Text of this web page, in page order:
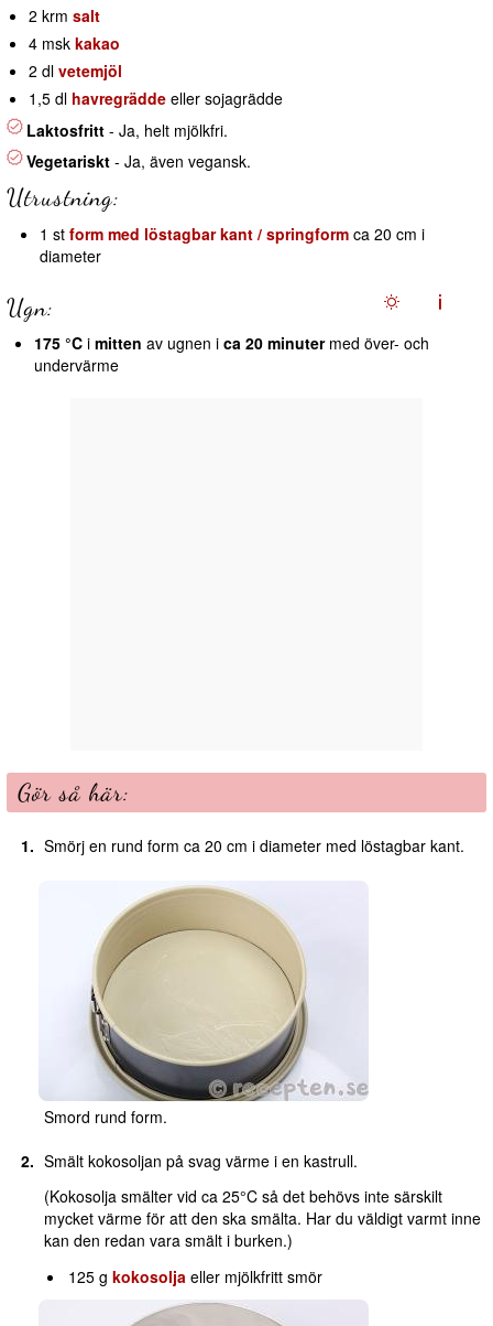
2 krm salt
4 msk kakao
2 dl vetemjöl
1,5 dl havregrädde eller sojagrädde
Laktosfritt - Ja, helt mjölkfri.
Vegetariskt - Ja, även vegansk.
Utrustning:
1 st form med löstagbar kant / springform ca 20 cm i
diameter
Ugn:
175 °C i mitten av ugnen i ca 20 minutermed över- och
undervärme
Gör så här:
Smörj en rund form ca 20 cm i diameter med löstagbar kant.
Smord rund form.
Smält kokosoljan på svag värme i en kastrull.
(Kokosolja smälter vid ca 25°C så det behövs inte särskilt
mycket värme för att den ska smälta. Har du väldigt varmt inne
kan den redan vara smält i burken.)
125 gkokosolja eller mjölkfritt smör